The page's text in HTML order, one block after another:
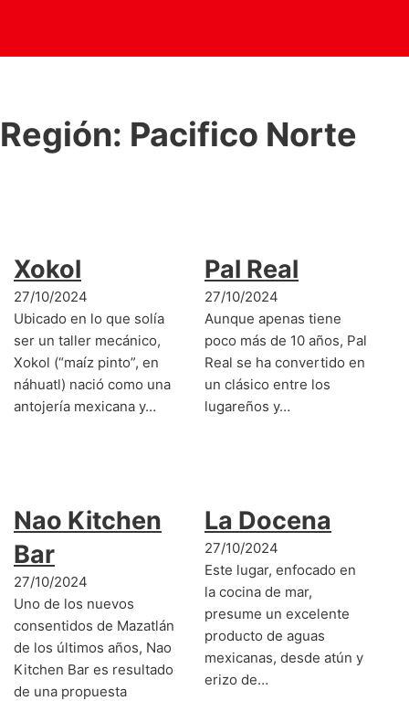
Región: Pacifico Norte
Xokol
27/10/2024
Ubicado en lo que solía
ser un taller mecánico,
Xokol (“maíz pinto”, en
náhuatl) nació como una
antojería mexicana y…
Pal Real
27/10/2024
Aunque apenas tiene
poco más de 10 años, Pal
Real se ha convertido en
un clásico entre los
lugareños y…
Nao Kitchen
Bar
27/10/2024
Uno de los nuevos
consentidos de Mazatlán
de los últimos años, Nao
Kitchen Bar es resultado
de una propuesta
La Docena
27/10/2024
Este lugar, enfocado en
la cocina de mar,
presume un excelente
producto de aguas
mexicanas, desde atún y
erizo de…